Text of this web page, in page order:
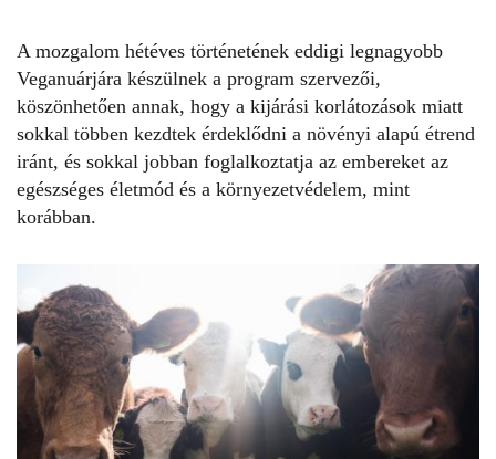
A mozgalom hétéves történetének eddigi legnagyobb
Veganuárjára készülnek a program szervezői,
köszönhetően annak, hogy a kijárási korlátozások miatt
sokkal többen kezdtek érdeklődni a növényi alapú étrend
iránt, és sokkal jobban foglalkoztatja az embereket az
egészséges életmód és a környezetvédelem, mint
korábban.